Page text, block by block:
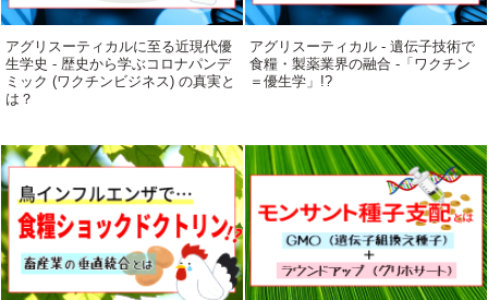
アグリスーティカルに至る近現代優
生学史 - 歴史から学ぶコロナパンデ
ミック (ワクチンビジネス) の真実と
は？
アグリスーティカル - 遺伝子技術で
食糧・製薬業界の融合 -「ワクチン
＝優生学」!?